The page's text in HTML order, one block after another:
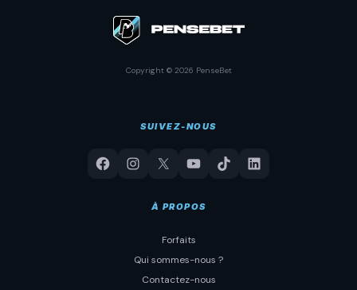
Copyright © 2026 PenseBet
SUIVEZ-NOUS
À PROPOS
Forfaits
Qui sommes-nous ?
Contactez-nous